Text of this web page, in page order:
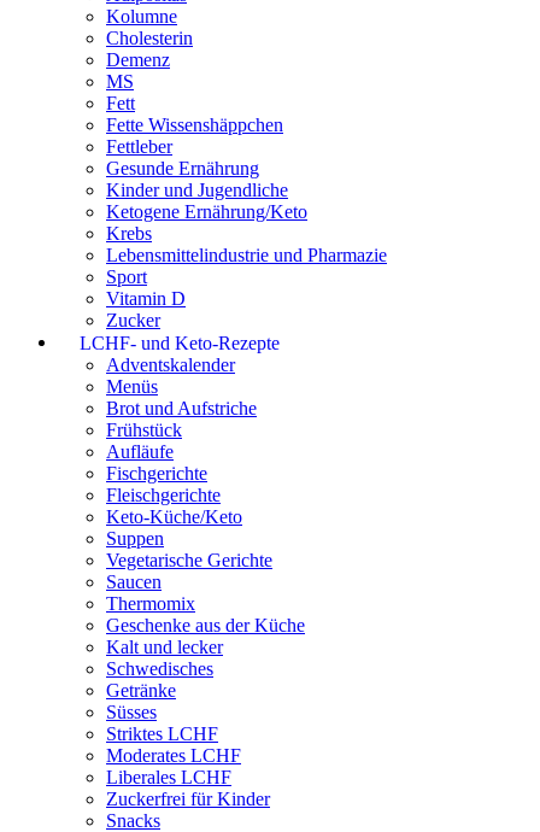
Kolumne
Cholesterin
Demenz
MS
Fett
Fette Wissenshäppchen
Fettleber
Gesunde Ernährung
Kinder und Jugendliche
Ketogene Ernährung/Keto
Krebs
Lebensmittelindustrie und Pharmazie
Sport
Vitamin D
Zucker
LCHF- und Keto-Rezepte
Adventskalender
Menüs
Brot und Aufstriche
Frühstück
Aufläufe
Fischgerichte
Fleischgerichte
Keto-Küche/Keto
Suppen
Vegetarische Gerichte
Saucen
Thermomix
Geschenke aus der Küche
Kalt und lecker
Schwedisches
Getränke
Süsses
Striktes LCHF
Moderates LCHF
Liberales LCHF
Zuckerfrei für Kinder
Snacks